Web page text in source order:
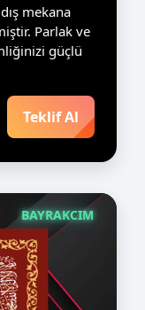
mekana
Parlak ve
güçlü
Teklif Al
BAYRAKCIM